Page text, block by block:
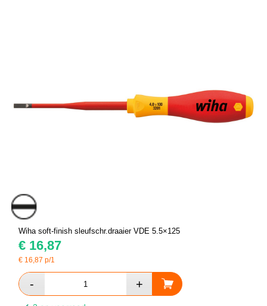
Wiha soft-finish sleufschr.draaier VDE 5.5×125
€ 16,87
€ 16,87 p/1